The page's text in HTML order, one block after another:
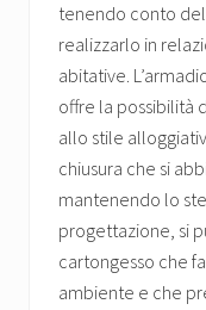
tenendo conto
realizzarlo in
abitative.
offre la possibilità
allo stile
chiusura che si
mantenendo lo
progettazione, si
cartongesso che
ambiente e che